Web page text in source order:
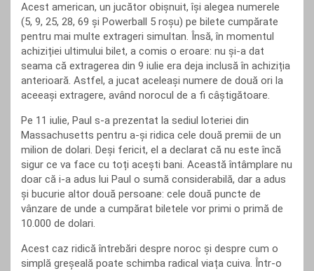
Acest american, un jucător obișnuit, își alegea numerele
(5, 9, 25, 28, 69 și Powerball 5 roșu) pe bilete cumpărate
pentru mai multe extrageri simultan. Însă, în momentul
achiziției ultimului bilet, a comis o eroare: nu și-a dat
seama că extragerea din 9 iulie era deja inclusă în achiziția
anterioară. Astfel, a jucat aceleași numere de două ori la
aceeași extragere, având norocul de a fi câștigătoare.
Pe 11 iulie, Paul s-a prezentat la sediul loteriei din
Massachusetts pentru a-și ridica cele două premii de un
milion de dolari. Deși fericit, el a declarat că nu este încă
sigur ce va face cu toți acești bani. Această întâmplare nu
doar că i-a adus lui Paul o sumă considerabilă, dar a adus
și bucurie altor două persoane: cele două puncte de
vânzare de unde a cumpărat biletele vor primi o primă de
10.000 de dolari.
Acest caz ridică întrebări despre noroc și despre cum o
simplă greșeală poate schimba radical viața cuiva. Într-o